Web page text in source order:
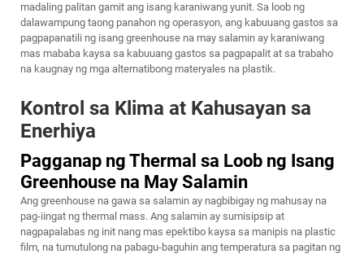
madaling palitan gamit ang isang karaniwang yunit. Sa loob ng
dalawampung taong panahon ng operasyon, ang kabuuang gastos sa
pagpapanatili ng isang greenhouse na may salamin ay karaniwang
mas mababa kaysa sa kabuuang gastos sa pagpapalit at sa trabaho
na kaugnay ng mga alternatibong materyales na plastik.
Kontrol sa Klima at Kahusayan sa
Enerhiya
Pagganap ng Thermal sa Loob ng Isang
Greenhouse na May Salamin
Ang greenhouse na gawa sa salamin ay nagbibigay ng mahusay na
pag-iingat ng thermal mass. Ang salamin ay sumisipsip at
nagpapalabas ng init nang mas epektibo kaysa sa manipis na plastic
film, na tumutulong na pabagu-baguhin ang temperatura sa pagitan ng